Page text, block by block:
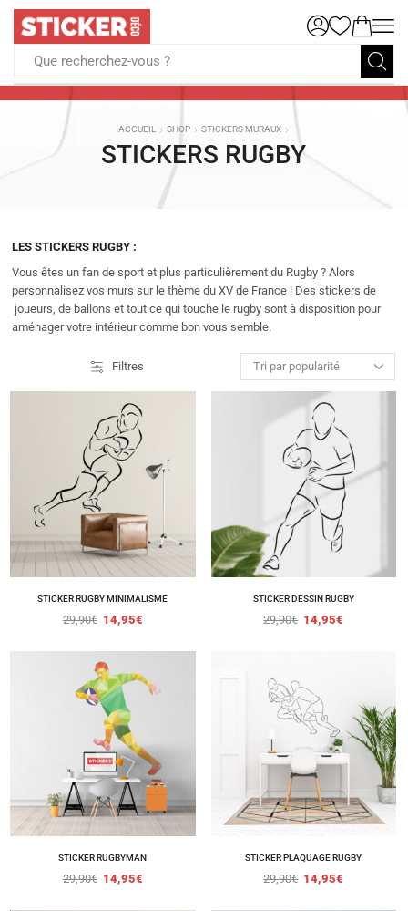
Que recherchez-vous ?
ACCUEIL SHOP STICKERS MURAUX
STICKERS RUGBY
LES STICKERS RUGBY :
Vous êtes un fan de sport et plus particulièrement du Rugby ? Alors
personnalisez vos murs sur le thème du XV de France ! Des stickers de
joueurs, de ballons et tout ce qui touche le rugby sont à disposition pour
aménager votre intérieur comme bon vous semble.
Filtres
STICKER RUGBY MINIMALISME
29,90€ 14,95€
STICKER DESSIN RUGBY
29,90€ 14,95€
STICKER RUGBYMAN
29,90€ 14,95€
STICKER PLAQUAGE RUGBY
29,90€ 14,95€